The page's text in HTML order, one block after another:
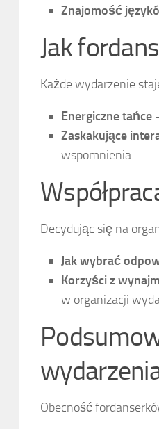
Znajomość
Jak
Każde wydarzenie
Energiczne tańce
Zaskakujące
wspomnienia.
Decydując się na
Jak wybrać
Korzyści z
w organizacji
Obecność